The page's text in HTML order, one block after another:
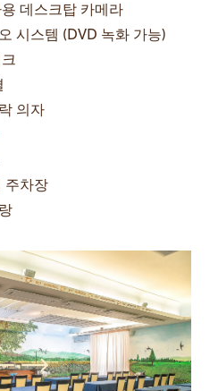
데스크탑 카메라
시스템 (DVD 녹화 가능)
의자
주차장